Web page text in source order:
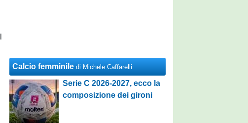
Calcio femminile di Michele Caffarelli
Serie C 2026-2027, ecco la
composizione dei gironi